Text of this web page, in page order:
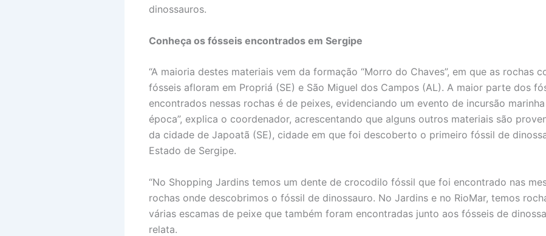
dinossauros.
Conheça os fósseis encontrados em Sergipe
“A maioria destes materiais vem da formação “Morro do Chaves”, em que as rochas
fósseis afloram em Propriá (SE) e São Miguel dos Campos (AL). A maior parte dos
encontrados nessas rochas é de peixes, evidenciando um evento de incursão
época”, explica o coordenador, acrescentando que alguns outros materiais são
da cidade de Japoatã (SE), cidade em que foi descoberto o primeiro fóssil de
Estado de Sergipe.
“No Shopping Jardins temos um dente de crocodilo fóssil que foi encontrado nas
rochas onde descobrimos o fóssil de dinossauro. No Jardins e no RioMar, temos
várias escamas de peixe que também foram encontradas junto aos fósseis de
relata.